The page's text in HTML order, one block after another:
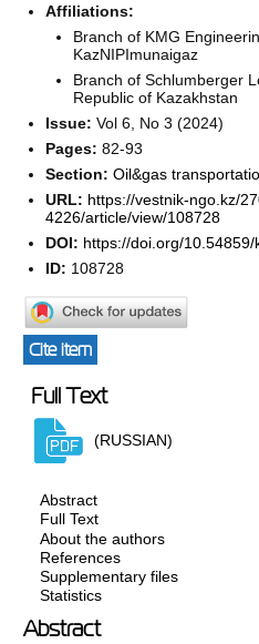
Affiliations:
Branch of KMG
KazNIPImunaigaz
Branch of Schlumberger
Republic of Kazakhstan
Issue:Vol 6, No 3 (2024)
Pages:82-93
Section:Oil&gas
URL: https://vestnik-ngo.kz/
4226/article/view/108728
DOI: https://doi.org/
ID: 108728
Cite item
Full Text
(RUSSIAN)
Abstract
Full Text
About the authors
References
Supplementary files
Statistics
Abstract